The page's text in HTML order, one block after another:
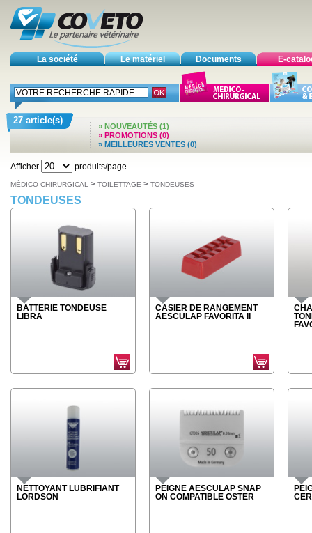
La société Le matériel Documents E-
27 article(s)
» NOUVEAUTÉS (1)
» PROMOTIONS (0)
» MEILLEURES VENTES (0)
Afficher produits/page
MÉDICO-CHIRURGICAL > TOILETTAGE > TONDEUSES
TONDEUSES
BATTERIE TONDEUSE
LIBRA
CASIER DE RANGEMENT
AESCULAP FAVORITA II
NETTOYANT LUBRIFIANT
LORDSON
PEIGNE AESCULAP SNAP
ON COMPATIBLE OSTER